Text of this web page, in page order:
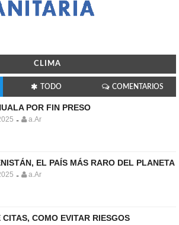
CLIMA
TODO COMENTARIOS
POR FIN PRESO
- a.Ar
EL PAÍS MÁS RARO DEL PLANETA
- a.Ar
CITAS, COMO EVITAR RIESGOS